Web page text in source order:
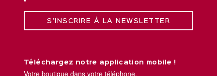
S’INSCRIRE À LA NEWSLETTER
Téléchargez notre application mobile !
Votre boutique dans votre téléphone.